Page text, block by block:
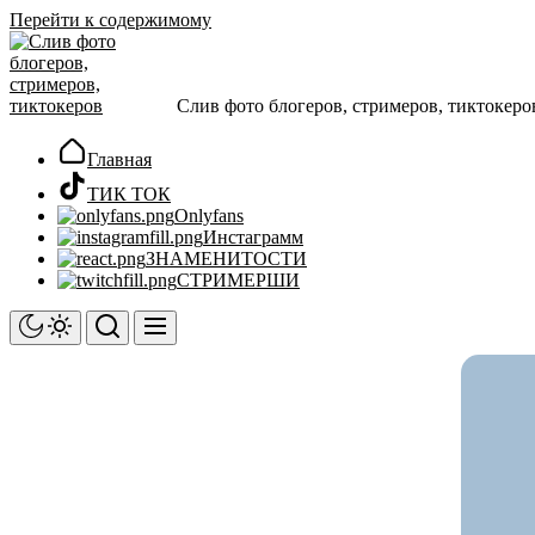
Перейти к содержимому
Слив фото блогеров, стримеров,
Главная
ТИК ТОК
Onlyfans
Инстаграмм
ЗНАМЕНИТОСТИ
СТРИМЕРШИ